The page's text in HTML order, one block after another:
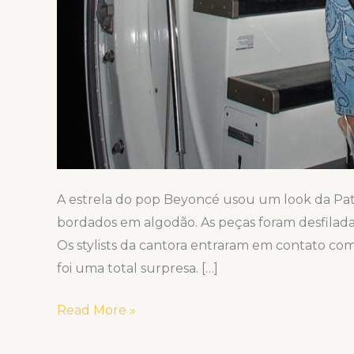
A estrela do pop Beyoncé usou um look da
bordados em algodão. As peças foram
Os stylists da cantora entraram em contato
foi uma total surpresa. […]
Read More »